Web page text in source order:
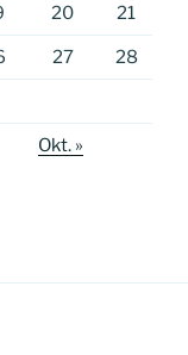
20 21
27 28
Okt. »